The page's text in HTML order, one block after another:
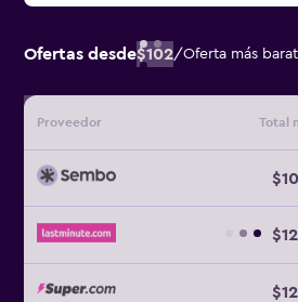
Ofertas desde$102/Oferta más
Proveedor Total